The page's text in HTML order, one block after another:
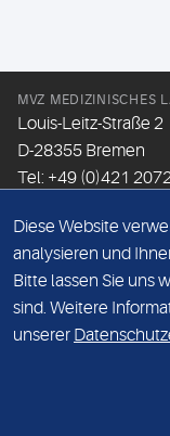
MVZ MEDIZINISCHES
Louis-Leitz-Straße 2
D-28355 Bremen
Tel: +49 (0)421
Email:info@mlhb.de
DATENSCHUTZ
IMPRESSUM
Diese Website
analysieren und
Bitte lassen Sie uns
sind. Weitere
unserer